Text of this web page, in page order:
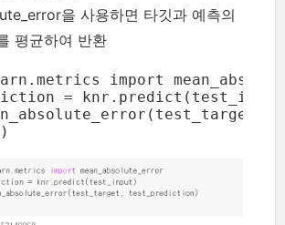
을 사용하면 타깃과 예측의
평균하여 반환
import
=